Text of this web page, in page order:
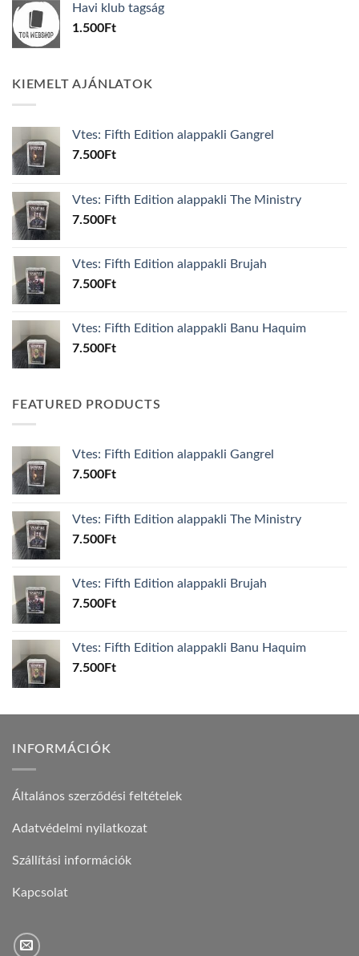
600Ft.100Ft.
Havi klub tagság
1.500Ft
KIEMELT AJÁNLATOK
Vtes: Fifth Edition alappakli Gangrel
7.500Ft
Vtes: Fifth Edition alappakli The Ministry
7.500Ft
Vtes: Fifth Edition alappakli Brujah
7.500Ft
Vtes: Fifth Edition alappakli Banu Haquim
7.500Ft
FEATURED PRODUCTS
Vtes: Fifth Edition alappakli Gangrel
7.500Ft
Vtes: Fifth Edition alappakli The Ministry
7.500Ft
Vtes: Fifth Edition alappakli Brujah
7.500Ft
Vtes: Fifth Edition alappakli Banu Haquim
7.500Ft
INFORMÁCIÓK
Általános szerződési feltételek
Adatvédelmi nyilatkozat
Szállítási információk
Kapcsolat